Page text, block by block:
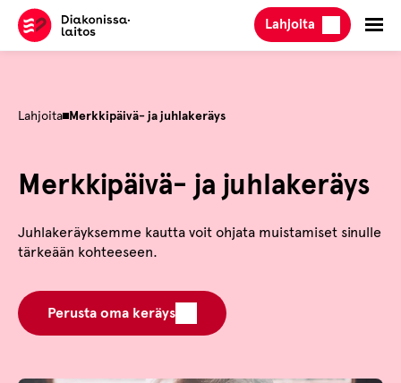
Hyppää
sisältöön
Lahjoita
Lahjoita Merkkipäivä- ja juhlakeräys
Merkkipäivä- ja juhlakeräys
Juhlakeräyksemme kautta voit ohjata muistamiset sinulle
tärkeään kohteeseen.
Perusta oma keräys